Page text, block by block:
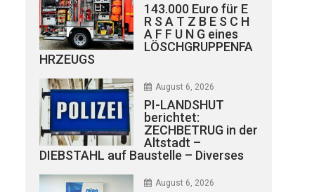
143.000 Euro für E
R S A T Z B E S C H
A F F U N G eines
LÖSCHGRUPPENFA
HRZEUGS
August 6, 2026
PI-LANDSHUT
berichtet:
ZECHBETRUG in der
Altstadt –
DIEBSTAHL auf Baustelle – Diverses
August 6, 2026